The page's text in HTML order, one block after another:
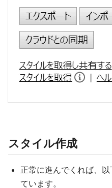
スタイル作成
正常に進んでくれば、
ています。